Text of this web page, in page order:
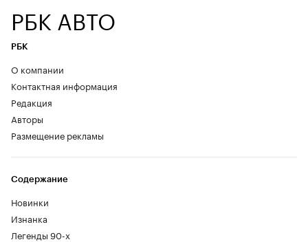
РБК АВТО
РБК
О компании
Контактная информация
Редакция
Авторы
Размещение рекламы
Содержание
Новинки
Изнанка
Легенды 90-х